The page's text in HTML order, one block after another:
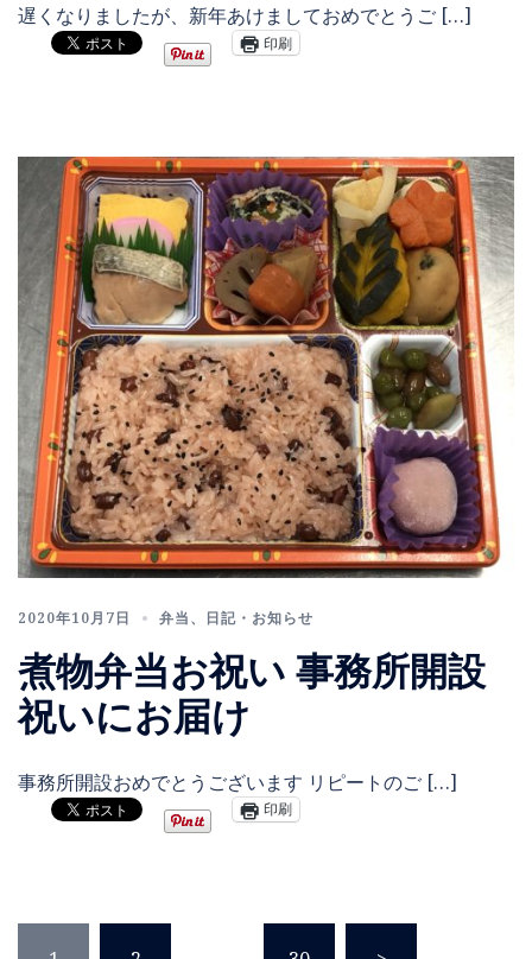
遅くなりましたが、新年あけましておめでとうご […]
印刷
2020年10月7日 弁当、 日記・お知らせ
煮物弁当お祝い 事務所開設
祝いにお届け
事務所開設おめでとうございます リピートのご […]
印刷